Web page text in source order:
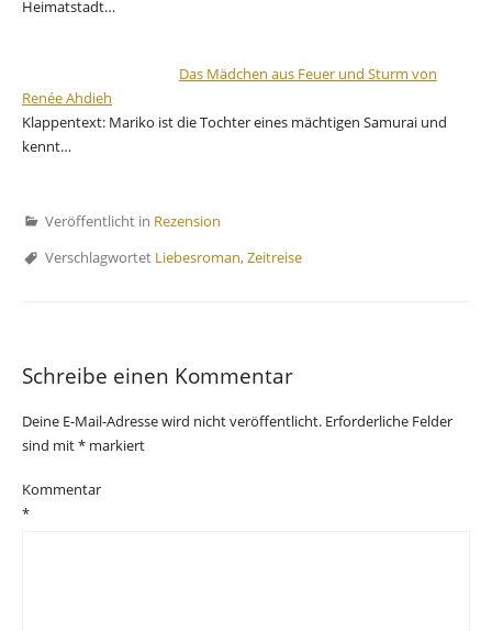
Heimatstadt…
Das Mädchen aus Feuer und Sturm von
Renée Ahdieh
Klappentext: Mariko ist die Tochter eines mächtigen Samurai und
kennt…
Veröffentlicht in Rezension
Verschlagwortet Liebesroman,Zeitreise
Schreibe einen Kommentar
Deine E-Mail-Adresse wird nicht veröffentlicht. Erforderliche Felder
sind mit* markiert
Kommentar
*